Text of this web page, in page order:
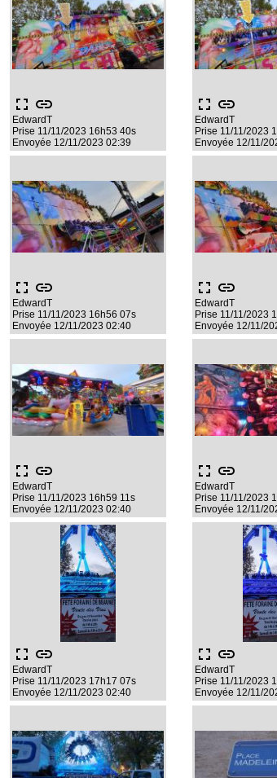
fullscreen link
EdwardT
Prise 11/11/2023 16h53 40s
Envoyée 12/11/2023 02:39
fullscreen link
EdwardT
Prise 11/11/2023
Envoyée 12/11/
fullscreen link
EdwardT
Prise 11/11/2023 16h56 07s
Envoyée 12/11/2023 02:40
fullscreen link
EdwardT
Prise 11/11/2023
Envoyée 12/11/
fullscreen link
EdwardT
Prise 11/11/2023 16h59 11s
Envoyée 12/11/2023 02:40
fullscreen link
EdwardT
Prise 11/11/2023
Envoyée 12/11/
fullscreen link
EdwardT
Prise 11/11/2023 17h17 07s
Envoyée 12/11/2023 02:40
fullscreen link
EdwardT
Prise 11/11/2023
Envoyée 12/11/